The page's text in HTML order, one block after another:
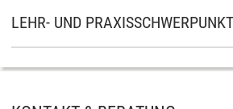
LEHR- UND